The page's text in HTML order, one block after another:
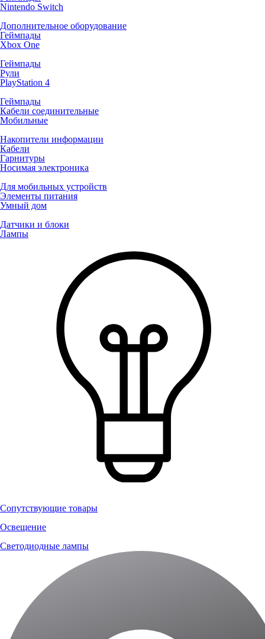
Nintendo Switch
Дополнительное оборудование
Геймпады
Xbox One
Геймпады
Рули
PlayStation 4
Геймпады
Кабели соединительные
Мобильные
Накопители информации
Кабели
Гарнитуры
Носимая электроника
Для мобильных устройств
Элементы питания
Умный дом
Датчики и блоки
Лампы
Сопутствующие товары
Освещение
Светодиодные лампы